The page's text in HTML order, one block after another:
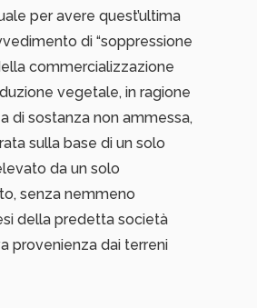
per avere quest’ultima
di “soppressione
commercializzazione
vegetale, in ragione
di sostanza non ammessa,
sulla base di un solo
da un solo
senza nemmeno
della predetta società
provenienza dai terreni